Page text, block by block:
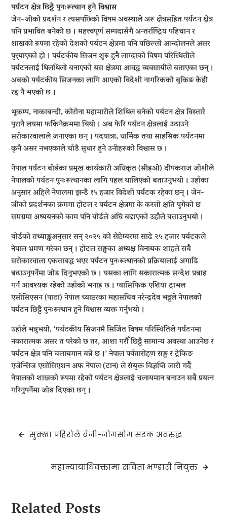
पर्यटन क्षेत्र छिट्टै पुनःरूत्थान हुने विश्वास
जेन–जीको प्रदर्शन र त्यसपछिको विषम अवस्थाले अरू क्षेत्रसहित पर्यटन क्षेत्र
पनि प्रभावित बनेको छ । महत्त्वपूर्ण सम्पदासँगै अन्तर्राष्ट्रिय पहिचान र
शाखको रूपमा रहेको देशको पर्यटन क्षेत्रमा पनि पछिल्लो आन्दोलनले असर
पुर्‍याएकाे हो । पर्यटकीय सिजन शुरू हुनै लाग्दाको विषम परिस्थितीले
पर्यटनलाई थिलथिलो बनाएको यस क्षेत्रमा आवद्ध व्यवसायीले बताएका छन् ।
अबको पर्यटकीय सिजनका लागि आएको विदेशी नागरिकको बुकिङ केही
रद्द नै भएको छ ।
भूकम्प, नाकाबन्दी, कोरोना महामारीले शिथिल बनेको पर्यटन क्षेत्र विस्तारै
पुरानै लयमा फर्किनेक्रममा थियो । अब फेरि पर्यटन क्षेत्रलाई उठाउने
सरोकारवालाले जनाएका छन् । पदयात्रा, धार्मिक तथा साहसिक पर्यटनमा
कुनै असर नभएकाले चाँडै सुधार हुने उनीहरूको विश्वास छ ।
नेपाल पर्यटन बोर्डका प्रमुख कार्यकारी अधिकृत (सीइओ) दीपकराज जोशीले
नेपालको पर्यटन पुनःरूत्थानका लागि पहल थालिएको बताउनुभयो । उहाँका
अनुसार अहिले नेपालमा झन्डै १५ हजार विदेशी पर्यटक रहेका छन् । जेन–
जीको प्रदर्शनका क्रममा होटल र पर्यटन क्षेत्रमा के कस्तो क्षति पुगेको छ
समग्रमा अध्ययनको काम पनि बोर्डले अघि बढाएको उहाँले बताउनुभयो ।
बोर्डको तथ्याङ्कअनुसार सन् २०२५ को सेप्टेम्बरमा साढे २५ हजार पर्यटकले
नेपाल भ्रमण गरेका छन् । होटल सङ्घका अध्यक्ष विनायक शाहले सबै
सरोकारवाला एकताबद्ध भएर पर्यटन पुनःरूत्थानको प्रक्रियालाई अगाडि
बढाउनुपर्नेमा जोड दिनुभएको छ । यसका लागि सकारात्मक सन्देश प्रबाह
गर्न आवश्यक रहेको उहाँको भनाइ छ । प्यासिफिक एशिया ट्राभल
एसोसिएसन (पाटा) नेपाल च्याप्टरका महासचिव नरेन्द्रदेव भट्टले नेपालको
पर्यटन छिट्टै पुनःरूत्थान हुने विश्वास व्यक्त गर्नुभयो ।
उहाँले भन्नुभयो, ‘पर्यटकीय सिजनमै सिर्जित विषम परिस्थितिले पर्यटनमा
नकारात्मक असर त परेको छ तर, आशा गरौँ छिट्टै सामान्य अवस्था आउनेछ र
पर्यटन क्षेत्र पनि चलायमान बन्ने छ ।’ नेपाल पर्वतारोहण सङ्घ र ट्रेकिङ
एजेन्सिज एसोसिएशन अफ नेपाल (टान) ले संयुक्त विज्ञप्ति जारी गर्दै
नेपालको शाखको रूपमा रहेको पर्यटन क्षेत्रलाई चलायमान बनाउन सबै प्रयत्न
गरिनुपर्नेमा जोड दिएका छन् ।
Post
navigation
सुक्खा पहिरोले बेनी-जोमसोम सडक अवरुद्ध
महान्यायाधिवक्तामा सविता भण्डारी नियुक्त
Related Posts